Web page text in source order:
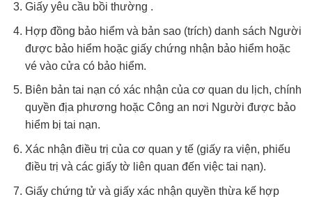
Giấy yêu cầu bồi thường .
Hợp đồng bảo hiểm và bản sao (trích) danh sách Người
được bảo hiểm hoặc giấy chứng nhận bảo hiểm hoặc
vé vào cửa có bảo hiểm.
Biên bản tai nạn có xác nhận của cơ quan du lịch, chính
quyền địa phương hoặc Công an nơi Người được bảo
hiểm bị tai nạn.
Xác nhận điều trị của cơ quan y tế (giấy ra viện, phiếu
điều trị và các giấy tờ liên quan đến việc tai nạn).
Giấy chứng tử và giấy xác nhận quyền thừa kế hợp